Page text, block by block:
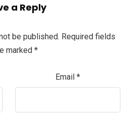
a Reply
be published. Required fields
marked *
Email *